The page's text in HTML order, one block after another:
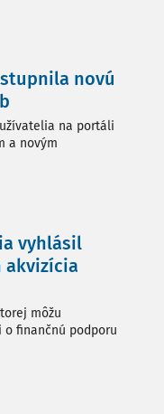
novú
na portáli
a novým
vyhlásil
akvizícia
môžu
finančnú podporu